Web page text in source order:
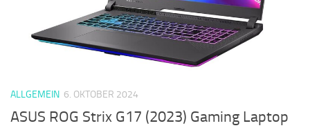
ALLGEMEIN 6. OKTOBER 2024
ASUS ROG Strix G17 (2023) Gaming Laptop